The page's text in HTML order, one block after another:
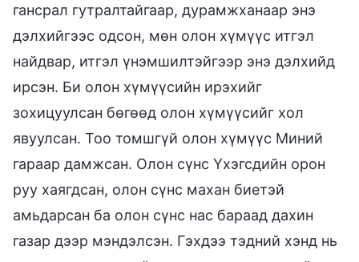
гансрал гутралтайгаар, дурамжханаар энэ
дэлхийгээс одсон, мөн олон хүмүүс итгэл
найдвар, итгэл үнэмшилтэйгээр энэ дэлхийд
ирсэн. Би олон хүмүүсийн ирэхийг
зохицуулсан бөгөөд олон хүмүүсийг хол
явуулсан. Тоо томшгүй олон хүмүүс Миний
гараар дамжсан. Олон сүнс Үхэгсдийн орон
руу хаягдсан, олон сүнс махан биетэй
амьдарсан ба олон сүнс нас бараад дахин
газар дээр мэндэлсэн. Гэхдээ тэдний хэнд нь